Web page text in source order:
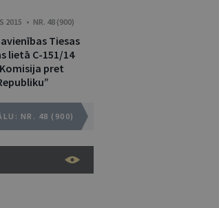
2015 • NR. 48 (900)
Tiesas
lietā C-151/14
pret
NR. 48 (900)